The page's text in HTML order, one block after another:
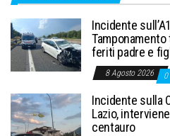
Incidente
Tamponamento
feriti padre e
8 Agosto 2026 0
Incidente sulla
Lazio,
centauro